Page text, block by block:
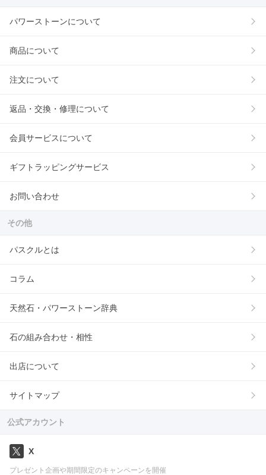
パワーストーンについて
商品について
注文について
返品・交換・修理について
会員サービスについて
ギフトラッピングサービス
お問い合わせ
その他
パスクルとは
コラム
天然石・パワーストーン辞典
石の組み合わせ・相性
出店について
サイトマップ
公式アカウント
X
プレゼント企画や期間限定のキャンペーンを開催